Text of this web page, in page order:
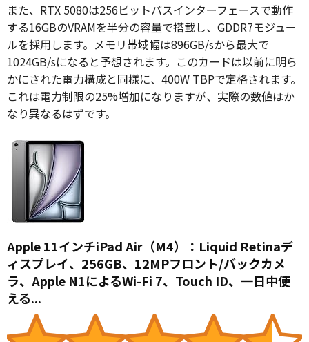
また、RTX 5080は256ビットバスインターフェースで動作
する16GBのVRAMを半分の容量で搭載し、GDDR7モジュー
ルを採用します。メモリ帯域幅は896GB/sから最大で
1024GB/sになると予想されます。このカードは以前に明ら
かにされた電力構成と同様に、400W TBPで定格されます。
これは電力制限の25%増加になりますが、実際の数値はか
なり異なるはずです。
Apple 11インチiPad Air（M4）：Liquid Retinaデ
ィスプレイ、256GB、12MPフロント/バックカメ
ラ、Apple N1によるWi-Fi 7、Touch ID、一日中使
える...